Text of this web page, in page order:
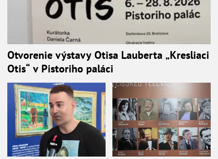
Otvorenie výstavy Otisa Lauberta „Kresliaci
Otis“ v Pistoriho paláci